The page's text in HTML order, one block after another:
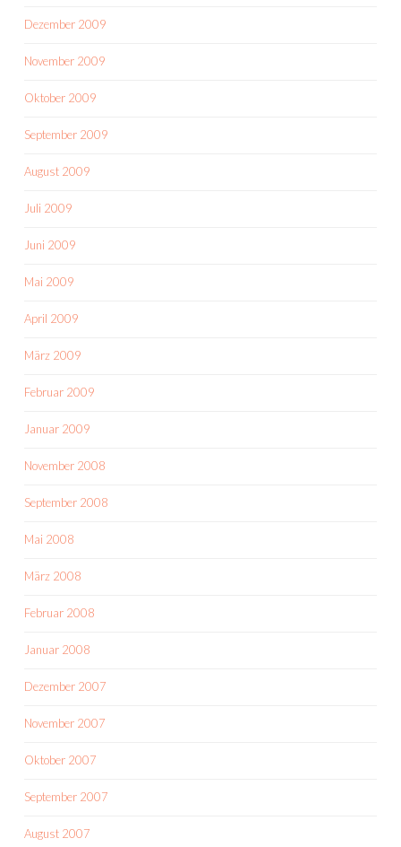
Dezember 2009
November 2009
Oktober 2009
September 2009
August 2009
Juli 2009
Juni 2009
Mai 2009
April 2009
März 2009
Februar 2009
Januar 2009
November 2008
September 2008
Mai 2008
März 2008
Februar 2008
Januar 2008
Dezember 2007
November 2007
Oktober 2007
September 2007
August 2007